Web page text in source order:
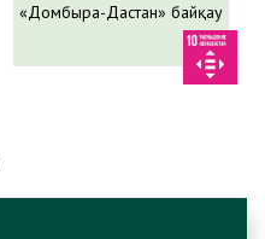
«Домбыра-Дастан» байқау